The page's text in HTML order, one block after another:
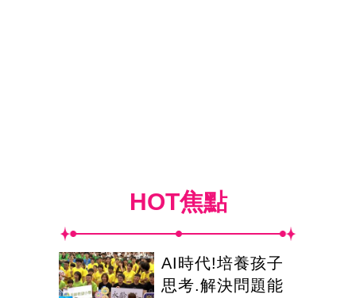
HOT焦點
AI時代!培養孩子
思考.解決問題能